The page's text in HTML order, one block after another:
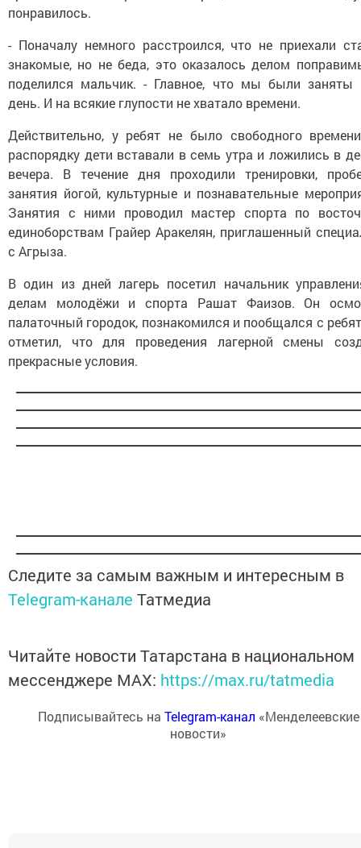
понравилось.
- Поначалу немного расстроился, что не приехали
знакомые, но не беда, это оказалось делом
поделился мальчик. - Главное, что мы были заняты
день. И на всякие глупости не хватало времени.
Действительно, у ребят не было свободного
распорядку дети вставали в семь утра и ложились в
вечера. В течение дня проходили тренировки,
занятия йогой, культурные и познавательные
Занятия с ними проводил мастер спорта по
единоборствам Грайер Аракелян, приглашенный
с Агрыза.
В один из дней лагерь посетил начальник
делам молодёжи и спорта Рашат Фаизов. Он
палаточный городок, познакомился и пообщался с
отметил, что для проведения лагерной смены
прекрасные условия.
Следите за самым важным и интересным в
Telegram-канале Татмедиа
Читайте новости Татарстана в национальном
мессенджере MАХ: https://max.ru/tatmedia
Подписывайтесь на Telegram-канал «Менделеевские
новости»